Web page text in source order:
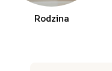
Rodzina